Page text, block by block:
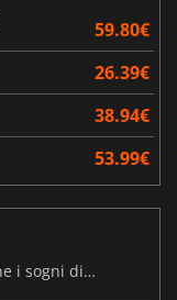
59.80€
26.39€
38.94€
53.99€
Steam Frame: il prezzo trapelato spegne i sogni di un VR economico